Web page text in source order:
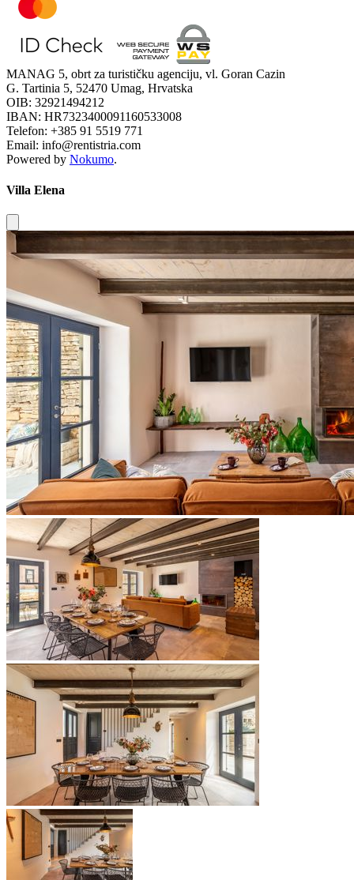
MANAG 5, obrt za turističku agenciju, vl. Goran Cazin
G. Tartinia 5, 52470 Umag, Hrvatska
OIB: 32921494212
IBAN: HR7323400091160533008
Telefon: +385 91 5519 771
Email: info@rentistria.com
Powered by Nokumo.
Villa Elena
Close modal